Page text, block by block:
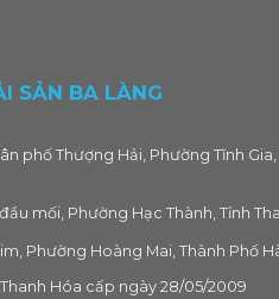
SẢN BA LÀNG
phố Thượng Hải, Phường Tĩnh Gia,
mối, Phường Hạc Thành, Tỉnh
Phường Hoàng Mai, Thành Phố
Hóa cấp ngày 28/05/2009